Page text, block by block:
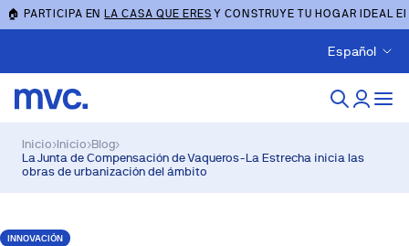
🏠 PARTICIPA ENLA CASA QUE ERES Y CONSTRUYE TU HOGAR IDEAL
Español
Inicio›Inicio›Blog›
La Junta de Compensación de Vaqueros-La Estrecha inicia las
obras de urbanización del ámbito
INNOVACIÓN